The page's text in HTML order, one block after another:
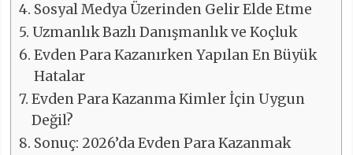
Sosyal Medya Üzerinden Gelir Elde Etme
Uzmanlık Bazlı Danışmanlık ve Koçluk
Evden Para Kazanırken Yapılan En Büyük
Hatalar
Evden Para Kazanma Kimler İçin Uygun
Değil?
Sonuç: 2026’da Evden Para Kazanmak